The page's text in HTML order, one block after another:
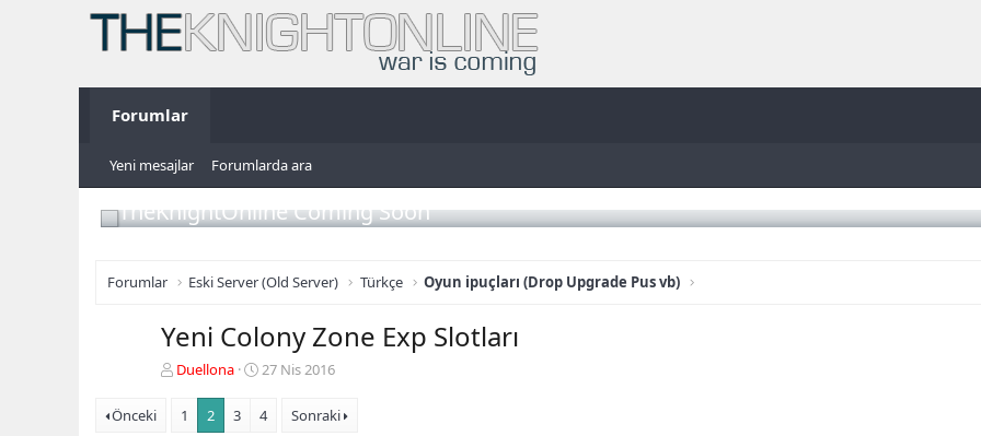
Forumlar
Yeni mesajlar Forumlarda ara
TheKnightOnline Coming Soon
Forumlar Eski Server (Old Server) Türkçe Oyun ipuçları (Drop Upgrade Pus vb)
Yeni Colony Zone Exp Slotları
K
n
Duellona
B
ş
27 Nis 2016
Önceki 1 2 3 4 Sonraki